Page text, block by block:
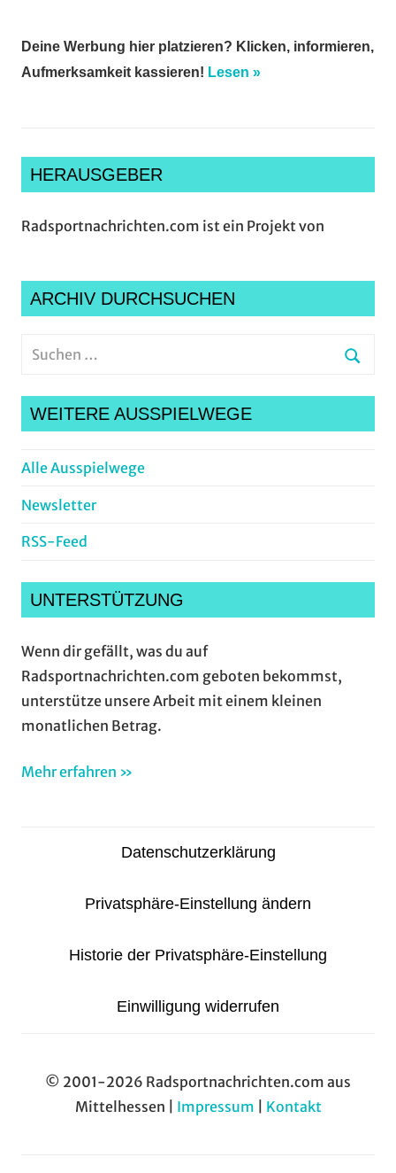
Deine Werbung hier platzieren? Klicken, informieren,
Aufmerksamkeit kassieren! Lesen »
HERAUSGEBER
Radsportnachrichten.com ist ein Projekt von
ARCHIV DURCHSUCHEN
Suchen
WEITERE AUSSPIELWEGE
Alle Ausspielwege
Newsletter
RSS-Feed
UNTERSTÜTZUNG
Wenn dir gefällt, was du auf
Radsportnachrichten.com geboten bekommst,
unterstütze unsere Arbeit mit einem kleinen
monatlichen Betrag.
Mehr erfahren »
Datenschutzerklärung
Privatsphäre-Einstellung ändern
Historie der Privatsphäre-Einstellung
Einwilligung widerrufen
© 2001-2026 Radsportnachrichten.com aus
Mittelhessen | Impressum Kontakt